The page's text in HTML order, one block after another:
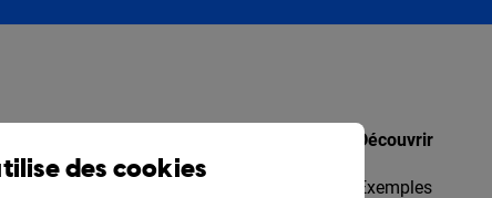
Découvrir
Exemples
des cookies